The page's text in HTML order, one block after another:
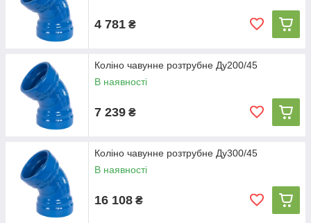
4 781 ₴
Коліно чавунне розтрубне Ду200/45
В наявності
7 239 ₴
Коліно чавунне розтрубне Ду300/45
В наявності
16 108 ₴